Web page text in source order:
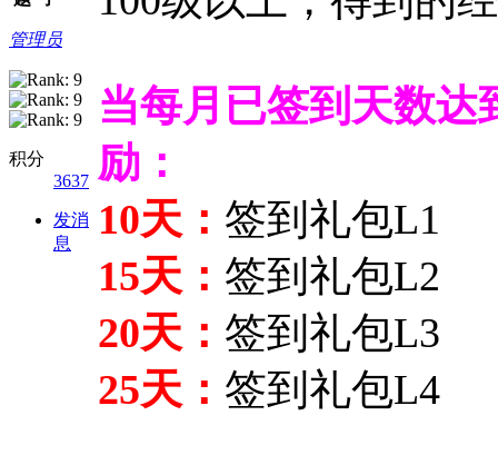
管理员
积分
3637
发消
息
当每月已签到天数达
励：
10天： 签到礼包L1
15天： 签到礼包L2
20天： 签到礼包L3
25天： 签到礼包L4